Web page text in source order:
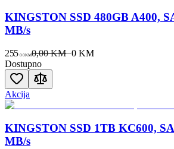
KINGSTON SSD 480GB A400,
MB/s
255 00KM0,00 KM−0 KM
Dostupno
Akcija
KINGSTON SSD 1TB KC600,
MB/s